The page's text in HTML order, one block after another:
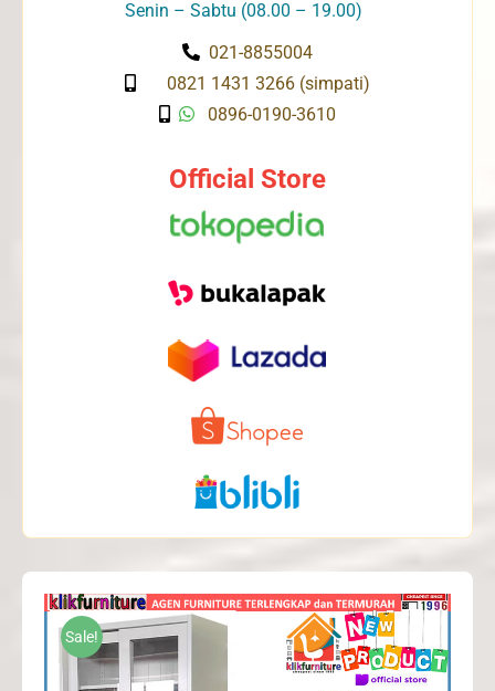
Senin – Sabtu (08.00 – 19.00)
021-8855004
0821 1431 3266 (simpati)
0896-0190-3610
Official Store
Sale!